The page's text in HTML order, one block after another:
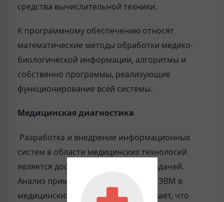
средства вычислительной техники.
К программному обеспечению относят
математические методы обработки медико-
биологической информации, алгоритмы и
собственно программы, реализующие
функционирование всей системы.
Медицинская диагностика
Разработка и внедрение информационных
систем в области медицинских технологий
является достаточно актуальной задачей.
Анализ применения персональных ЭВМ в
медицинских учреждениях показывает, что